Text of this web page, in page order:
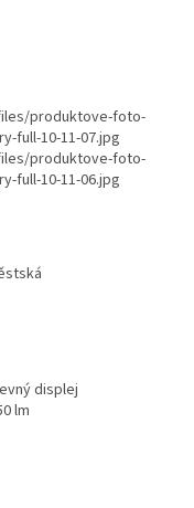
produktove-foto-
full-10-11-07.jpg
produktove-foto-
full-10-11-06.jpg
displej
lm